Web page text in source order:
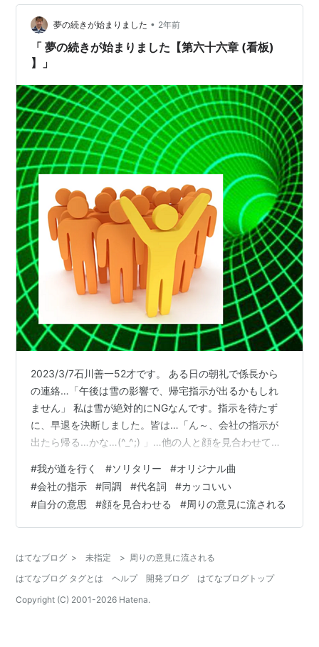
かは特に気をつけていきたい... 周りの人がこう言ってい
るんだから...自…
夢の続きが始まりました • 2年前
「 夢の続きが始まりました【第六十六章 (看板)
】」
2023/3/7石川善一52才です。 ある日の朝礼で係長から
の連絡…「午後は雪の影響で、帰宅指示が出るかもしれ
ません」 私は雪が絶対的にNGなんです。指示を待たず
に、早退を決断しました。皆は…「ん～、会社の指示が
出たら帰る…かな…(^_^;) 」…他の人と顔を見合わせて同
からです。 会社ですからね、利益を追求します。帰宅指
示を出すという事は、会社は労働対価を得ずに給与保証
をする事になります。だから指示はできるだけ出したく
ないのです。会社はギリギリまで優柔不断なので決断が
やぁ…皆、帰らないから…
#我が道を行く #ソリタリー #オリジナル曲
#会社の指示 #同調 #代名詞 #カッコいい
#自分の意思 #顔を見合わせる #周りの意見に流される
はてなブログ > 未指定 > 周りの意見に流される
はてなブログ タグとは
ヘルプ 開発ブログ
はてなブログトップ
Copyright (C) 2001-2026 Hatena.